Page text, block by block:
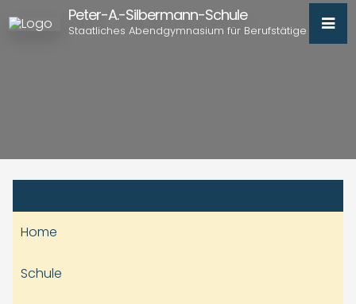
Peter-A.-Silbermann-Schule
Staatliches Abendgymnasium für Berufstätige
Home
Schule